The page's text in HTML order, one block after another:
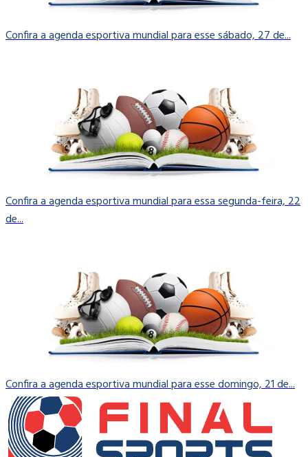
Confira a agenda esportiva mundial para esse sábado, 27 de...
Confira a agenda esportiva mundial para essa segunda-feira, 22
de...
Confira a agenda esportiva mundial para esse domingo, 21 de...